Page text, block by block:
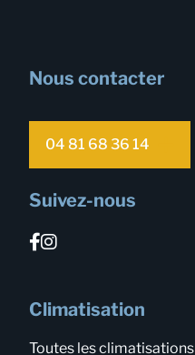
Nous contacter
04 81 68 36 14
Suivez-nous
Climatisation
Toutes les climatisations